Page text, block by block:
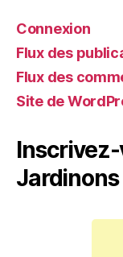
Connexion
Flux des
Flux des
Site de
Jardinons